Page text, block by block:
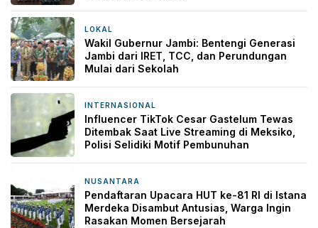
LOKAL
Wakil Gubernur Jambi: Bentengi Generasi
Jambi dari IRET, TCC, dan Perundungan
Mulai dari Sekolah
INTERNASIONAL
Influencer TikTok Cesar Gastelum Tewas
Ditembak Saat Live Streaming di Meksiko,
Polisi Selidiki Motif Pembunuhan
NUSANTARA
Pendaftaran Upacara HUT ke-81 RI di Istana
Merdeka Disambut Antusias, Warga Ingin
Rasakan Momen Bersejarah